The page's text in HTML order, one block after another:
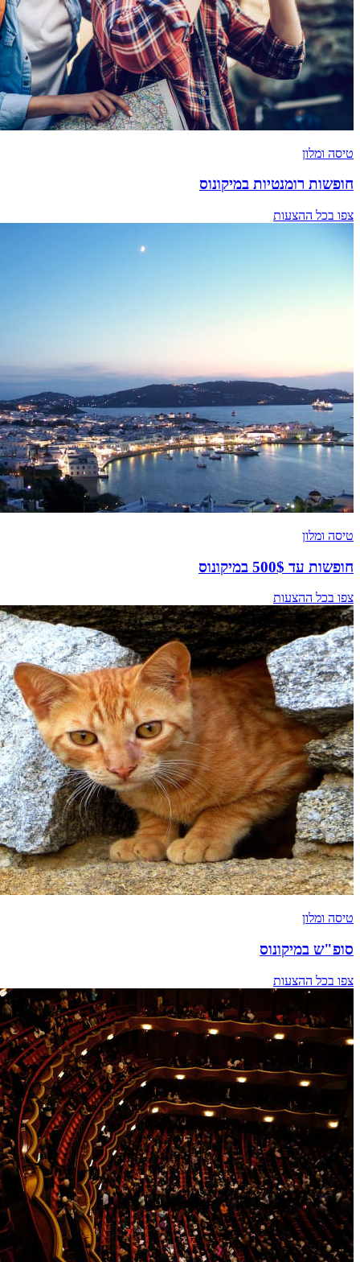
טיסה ומלון
חופשות רומנטיות במיקונוס
צפו בכל ההצעות
טיסה ומלון
חופשות עד 500$ במיקונוס
צפו בכל ההצעות
טיסה ומלון
סופ"ש במיקונוס
צפו בכל ההצעות